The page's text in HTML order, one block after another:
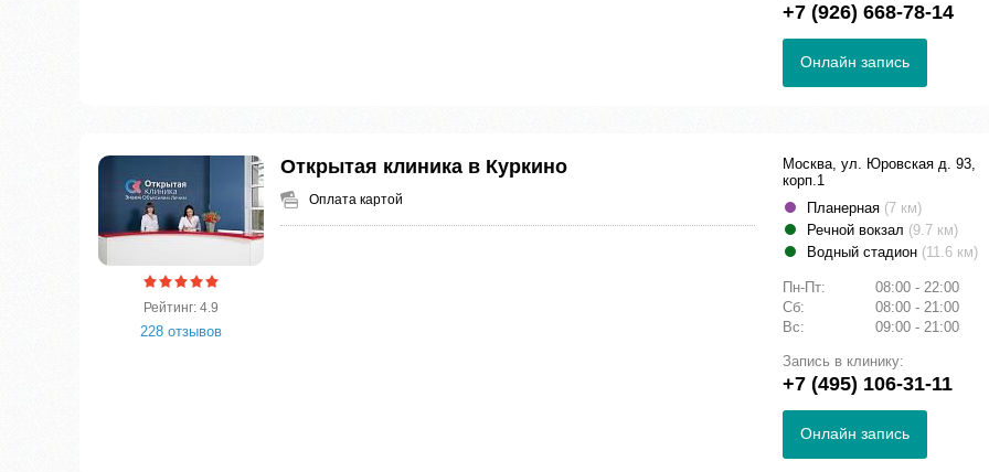
+7 (926) 668-78-14
Онлайн запись
Рейтинг: 4.9
228 отзывов
Открытая клиника в Куркино
Оплата картой
Москва, ул. Юровская д. 93,
корп.1
Планерная (7 км)
Речной вокзал (9.7 км)
Водный стадион (11.6 км)
Пн-Пт:
08:00 - 22:00
Сб:
08:00 - 21:00
Вс:
09:00 - 21:00
Запись в клинику:
+7 (495) 106-31-11
Онлайн запись